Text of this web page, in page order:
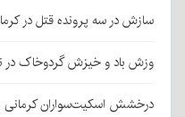
سازش در سه پرونده قتل در
وزش باد و خیزش گردوخاک در
درخشش اسکیت‌سواران